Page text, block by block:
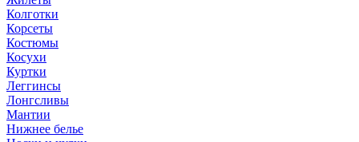
Колготки
Корсеты
Костюмы
Косухи
Куртки
Леггинсы
Лонгсливы
Мантии
Нижнее белье